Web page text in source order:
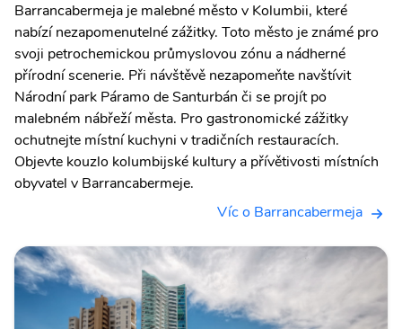
Barrancabermeja je malebné město v Kolumbii, které
nabízí nezapomenutelné zážitky. Toto město je známé pro
svoji petrochemickou průmyslovou zónu a nádherné
přírodní scenerie. Při návštěvě nezapomeňte navštívit
Národní park Páramo de Santurbán či se projít po
malebném nábřeží města. Pro gastronomické zážitky
ochutnejte místní kuchyni v tradičních restauracích.
Objevte kouzlo kolumbijské kultury a přívětivosti místních
obyvatel v Barrancabermeje.
Víc o Barrancabermeja